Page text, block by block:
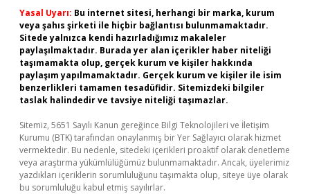
Yasal Uyarı: Bu internet sitesi, herhangi bir marka, kurum
veya şahıs şirketi ile hiçbir bağlantısı bulunmamaktadır.
Sitede yalnızca kendi hazırladığımız makaleler
paylaşılmaktadır. Burada yer alan içerikler haber niteliği
taşımamakta olup, gerçek kurum ve kişiler hakkında
paylaşım yapılmamaktadır. Gerçek kurum ve kişiler ile isim
benzerlikleri tamamen tesadüfidir. Sitemizdeki bilgiler
taslak halindedir ve tavsiye niteliği taşımazlar.
Sitemiz, 5651 Sayılı Kanun gereğince Bilgi Teknolojileri ve İletişim
Kurumu (BTK) tarafından onaylanmış bir Yer Sağlayıcı olarak hizmet
vermektedir. Bu nedenle, sitedeki içerikleri proaktif olarak denetleme
veya araştırma yükümlülüğümüz bulunmamaktadır. Ancak, üyelerimiz
yazdıkları içeriklerin sorumluluğunu taşımakta olup, siteye üye olarak
bu sorumluluğu kabul etmiş sayılırlar.